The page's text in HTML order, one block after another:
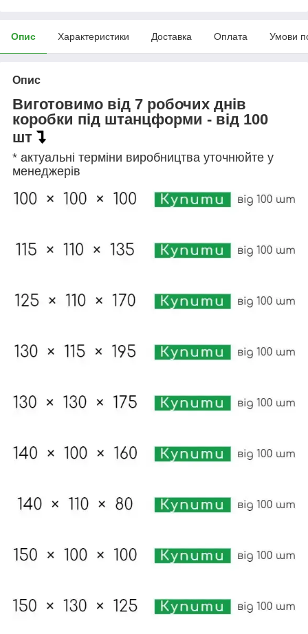
Опис Характеристики Доставка Оплата Умови
Опис
Виготовимо від 7 робочих днів
коробки під штанцформи - від 100
шт
* актуальні терміни виробництва уточнюйте у
менеджерів